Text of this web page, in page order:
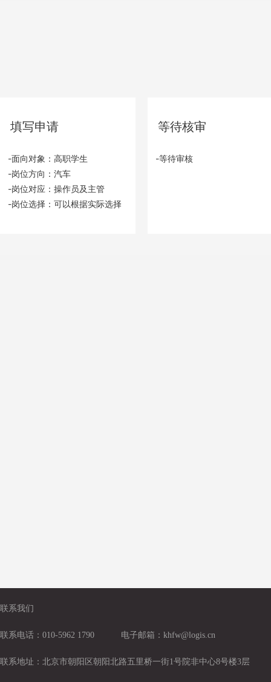
填写申请
-面向对象：高职学生
-岗位方向：汽车
-岗位对应：操作员及主管
-岗位选择：可以根据实际选择
等待核审
-等待审核
联系我们
联系电话：010-5962 1790 电子邮箱：khfw@logis.cn
联系地址：北京市朝阳区朝阳北路五里桥一街1号院非中心8号楼3层